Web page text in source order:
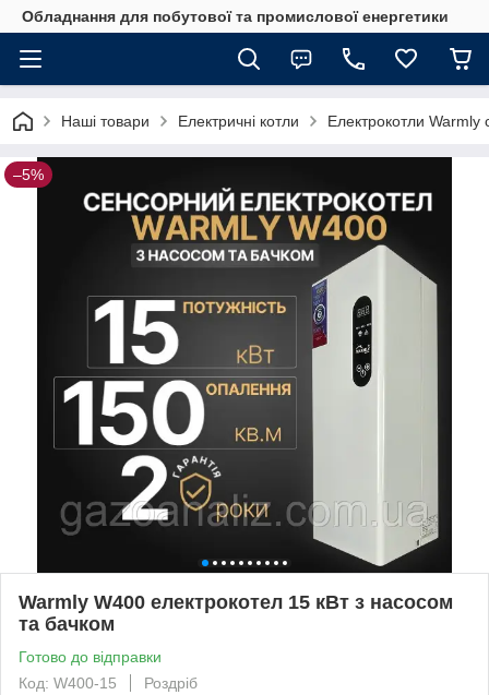
Обладнання для побутової та промислової енергетики
Наші товари Електричні котли Електрокотли Warmly
–5%
Warmly W400 електрокотел 15 кВт з насосом
та бачком
Готово до відправки
Код: W400-15
Роздріб